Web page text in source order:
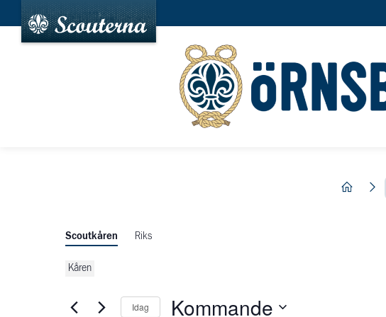
hem
Scoutkåren Riks
Kåren
Idag Kommande